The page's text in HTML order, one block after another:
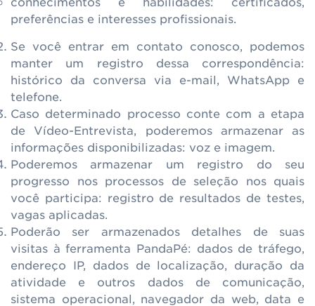
preferências e interesses profissionais.
Se você entrar em contato conosco, podemos
manter um registro dessa correspondência:
histórico da conversa via e-mail, WhatsApp e
telefone.
Caso determinado processo conte com a etapa
de Vídeo-Entrevista, poderemos armazenar as
informações disponibilizadas: voz e imagem.
Poderemos armazenar um registro do seu
progresso nos processos de seleção nos quais
você participa: registro de resultados de testes,
vagas aplicadas.
Poderão ser armazenados detalhes de suas
visitas à ferramenta PandaPé: dados de tráfego,
endereço IP, dados de localização, duração da
atividade e outros dados de comunicação,
sistema operacional, navegador da web, data e